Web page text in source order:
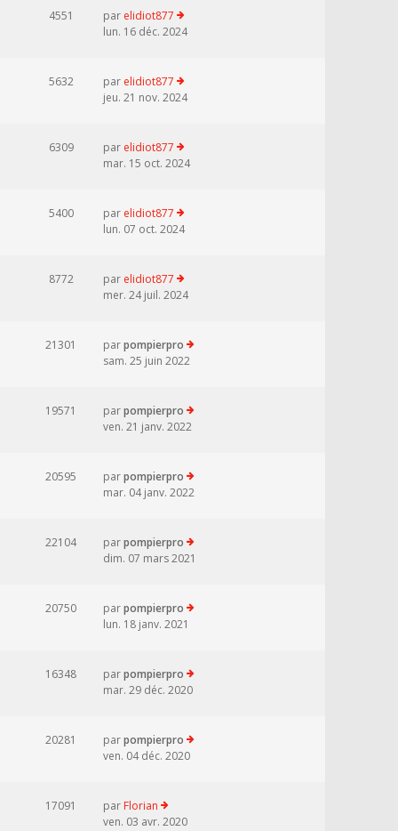
4551 par elidiot877
lun. 16 déc. 2024
5632 par elidiot877
jeu. 21 nov. 2024
6309 par elidiot877
mar. 15 oct. 2024
5400 par elidiot877
lun. 07 oct. 2024
8772 par elidiot877
mer. 24 juil. 2024
21301 parpompierpro
sam. 25 juin 2022
19571 parpompierpro
ven. 21 janv. 2022
20595 parpompierpro
mar. 04 janv. 2022
22104 parpompierpro
dim. 07 mars 2021
20750 parpompierpro
lun. 18 janv. 2021
16348 parpompierpro
mar. 29 déc. 2020
20281 parpompierpro
ven. 04 déc. 2020
17091 par Florian
ven. 03 avr. 2020